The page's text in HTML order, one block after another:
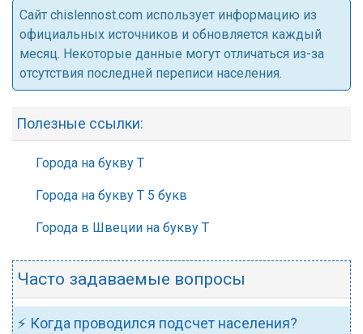
Cайт chislennost.com использует информацию из
официальных источников и обновляется каждый
месяц. Некоторые данные могут отличаться из-за
отсутствия последней переписи населения.
Полезные ссылки:
Города на букву Т
Города на букву Т 5 букв
Города в Швеции на букву Т
Часто задаваемые вопросы
⚡ Когда проводился подсчет населения?